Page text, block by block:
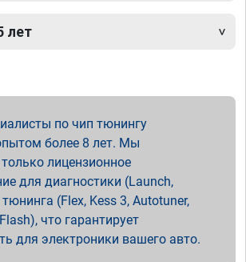
лет
по чип тюнингу
более 8 лет. Мы
лицензионное
для диагностики (Launch,
(Flex, Kess 3, Autotuner,
что гарантирует
для электроники вашего авто.